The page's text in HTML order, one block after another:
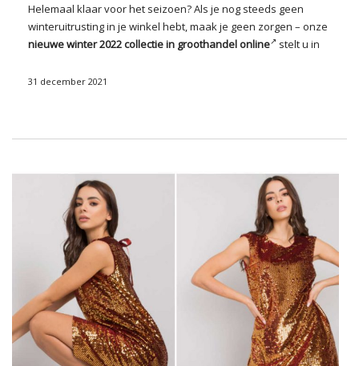
Helemaal klaar voor het seizoen? Als je nog steeds geen
winteruitrusting in je winkel hebt, maak je geen zorgen – onze
nieuwe winter 2022 collectie in groothandel online
stelt u in
omhullende bovenkleding is er geen tekort aan warme truien,
Nieuwe wintercollectie 2022 in
online groothandel – een kort
overzicht van trends
nieuwe winter 2022 collectie in groothandel online
Factoryprice.eu? Przede wszystkim różnorodna i nieznosząca
kompromisów. Stąd też najmodniejsze ubrania to właśnie te,
które będą się wyróżniać już z daleka. A zatem, jeśli chodzi o
fason, to koniecznie oversize lub mocno dopasowany do
sylwetki. Doskonale będą też się sprawdzać przerysowane
elementy, …
31 december 2021